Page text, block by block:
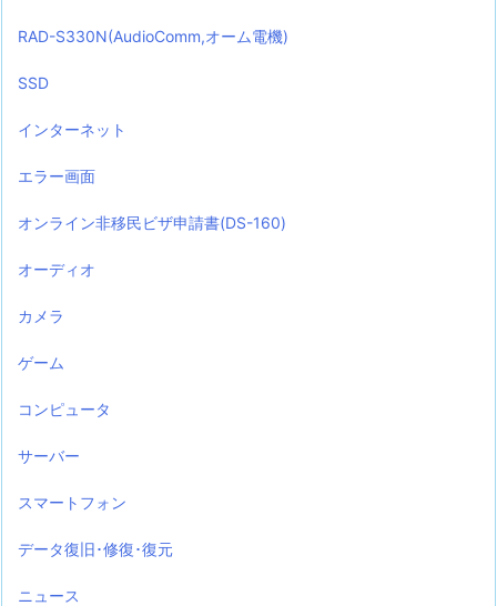
RAD-S330N(AudioComm,オーム電機)
SSD
インターネット
エラー画面
オンライン非移民ビザ申請書(DS-160)
オーディオ
カメラ
ゲーム
コンピュータ
サーバー
スマートフォン
データ復旧･修復･復元
ニュース